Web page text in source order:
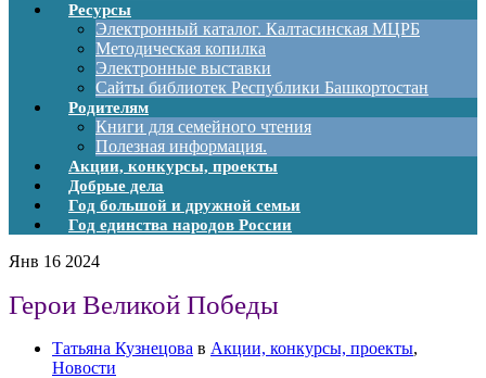
Ресурсы
Электронный каталог. Калтасинская МЦРБ
Методическая копилка
Электронные выставки
Сайты библиотек Республики Башкортостан
Родителям
Книги для семейного чтения
Полезная информация.
Акции, конкурсы, проекты
Добрые дела
Год большой и дружной семьи
Год единства народов России
Янв 16 2024
Герои Великой Победы
Татьяна Кузнецова в Акции, конкурсы, проекты,
Новости